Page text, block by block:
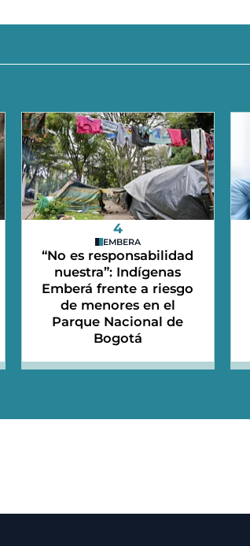
4
EMBERA
“No es responsabilidad
nuestra”: Indígenas
Emberá frente a riesgo
de menores en el
Parque Nacional de
Bogotá